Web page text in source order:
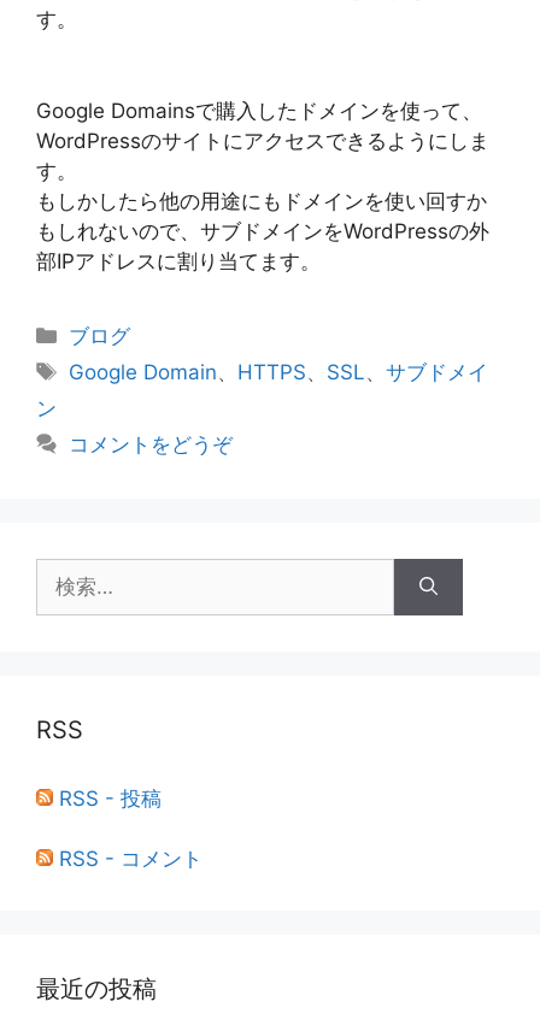
す。
Google Domainsで購入したドメインを使って、
WordPressのサイトにアクセスできるようにしま
す。
もしかしたら他の用途にもドメインを使い回すか
もしれないので、サブドメインをWordPressの外
部IPアドレスに割り当てます。
カ
テ
ー
ブログ
タ
Google Domain、 HTTPS、 SSL、サブドメイ
ン
コメントをどうぞ
索:
RSS
RSS - 投稿
RSS - コメント
最近の投稿